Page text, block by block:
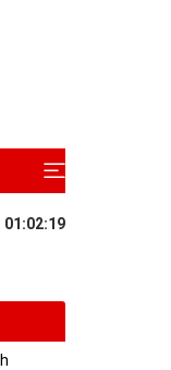
sách giáo khoa theo
01 :02:21